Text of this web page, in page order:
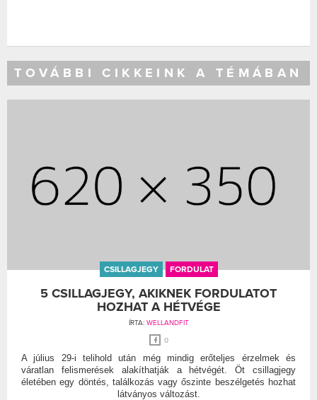
TOVÁBBI CIKKEINK A TÉMÁBAN
CSILLAGJEGY FORDULAT
5 CSILLAGJEGY, AKIKNEK FORDULATOT
HOZHAT A HÉTVÉGE
ÍRTA: WELLANDFIT
0
A július 29-i telihold után még mindig erőteljes érzelmek és
váratlan felismerések alakíthatják a hétvégét. Öt csillagjegy
életében egy döntés, találkozás vagy őszinte beszélgetés hozhat
látványos változást.